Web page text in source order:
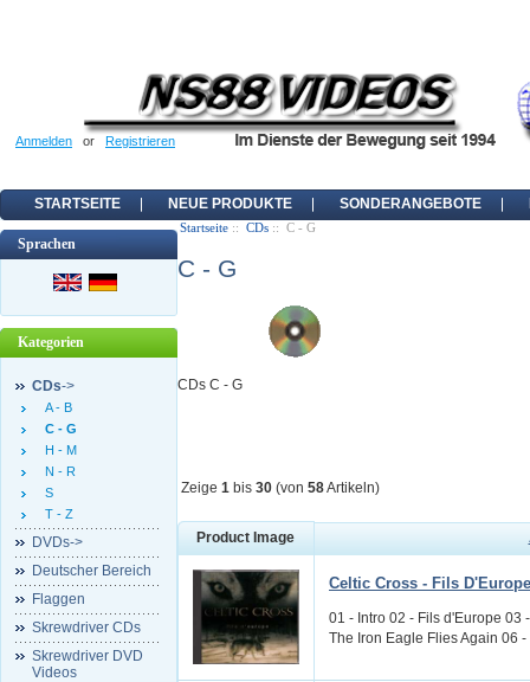
Anmelden or Registrieren
STARTSEITE NEUE PRODUKTE SONDERANGEBOTE
Sprachen
Kategorien
CDs->
A - B
C - G
H - M
N - R
S
T - Z
DVDs->
Deutscher Bereich
Flaggen
Skrewdriver CDs
Skrewdriver DVD
Videos
Startseite :: CDs :: C - G
C - G
CDs C - G
Zeige 1 bis 30 (von 58Artikeln)
Product Image
Celtic Cross - Fils D'Europe
01 - Intro 02 - Fils d'Europe
The Iron Eagle Flies Again 06